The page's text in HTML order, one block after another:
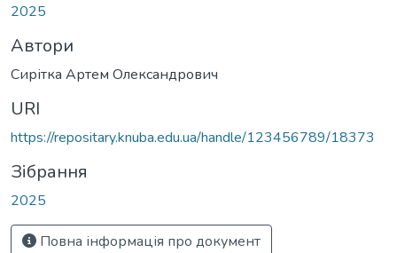
2025
Автори
Сирітка Артем Олександрович
URI
https://repositary.knuba.edu.ua/handle/123456789/18373
Зібрання
2025
Повна інформація про документ